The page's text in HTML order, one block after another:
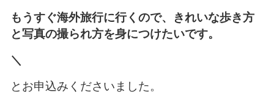
もうすぐ海外旅行に行くので、きれいな歩き方
と写真の撮られ方を身につけたいです。
＼
とお申込みくださいました。